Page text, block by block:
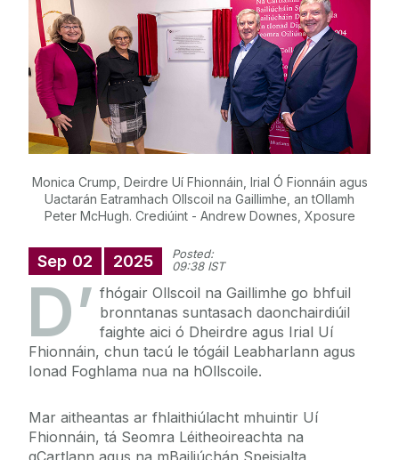
Monica Crump, Deirdre Uí Fhionnáin, Irial Ó Fionnáin agus
Uactarán Eatramhach Ollscoil na Gaillimhe, an tOllamh
Peter McHugh. Crediúint - Andrew Downes, Xposure
Sep 02 2025
Posted:
09:38 IST
D’ fhógair Ollscoil na Gaillimhe go bhfuil
bronntanas suntasach daonchairdiúil
faighte aici ó Dheirdre agus Irial Uí
Fhionnáin, chun tacú le tógáil Leabharlann agus
Ionad Foghlama nua na hOllscoile.
Mar aitheantas ar fhlaithiúlacht mhuintir Uí
Fhionnáin, tá Seomra Léitheoireachta na